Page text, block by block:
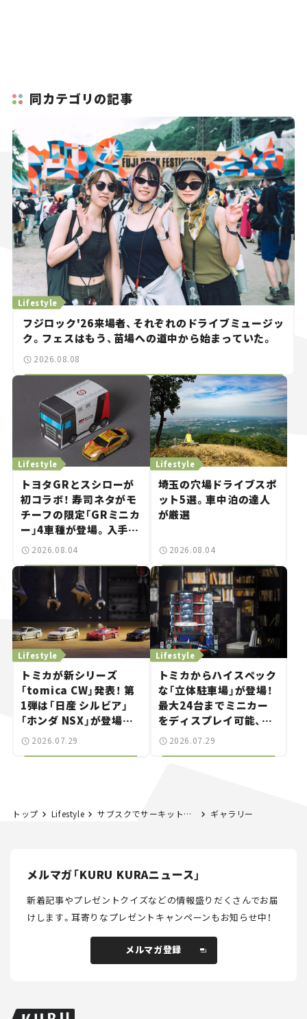
同カテゴリの記事
フジロック'26来場者、それぞれのドライブミュージッ
ク。フェスはもう、苗場への道中から始まっていた。
Lifestyle
2026.08.08
トヨタGRとスシローが
初コラボ！ 寿司ネタがモ
チーフの限定「GRミニカ
ー」4車種が登場。入手方
法は？【クルマとホビー】
Lifestyle
2026.08.04
埼玉の穴場ドライブスポ
ット5選。車中泊の達人
が厳選
Lifestyle
2026.08.04
トミカが新シリーズ
「tomica CW」発表！ 第
1弾は「日産 シルビア」
「ホンダ NSX」が登場。
世界が注目す
Lifestyle
2026.07.29
トミカからハイスペック
な「立体駐車場」が登場！
最大24台までミニカー
をディスプレイ可能、特
別な「日産 GT-R
Lifestyle
2026.07.29
トップ Lifestyle サブスクでサーキット走ってみない？ KINTOのモータースポーツ入門講座 ギャラリー
メルマガ「KURU KURAニュース」
新着記事やプレゼントクイズなどの情報盛りだくさんでお届
けします。耳寄りなプレゼントキャンペーンもお知らせ中！
メルマガ登録